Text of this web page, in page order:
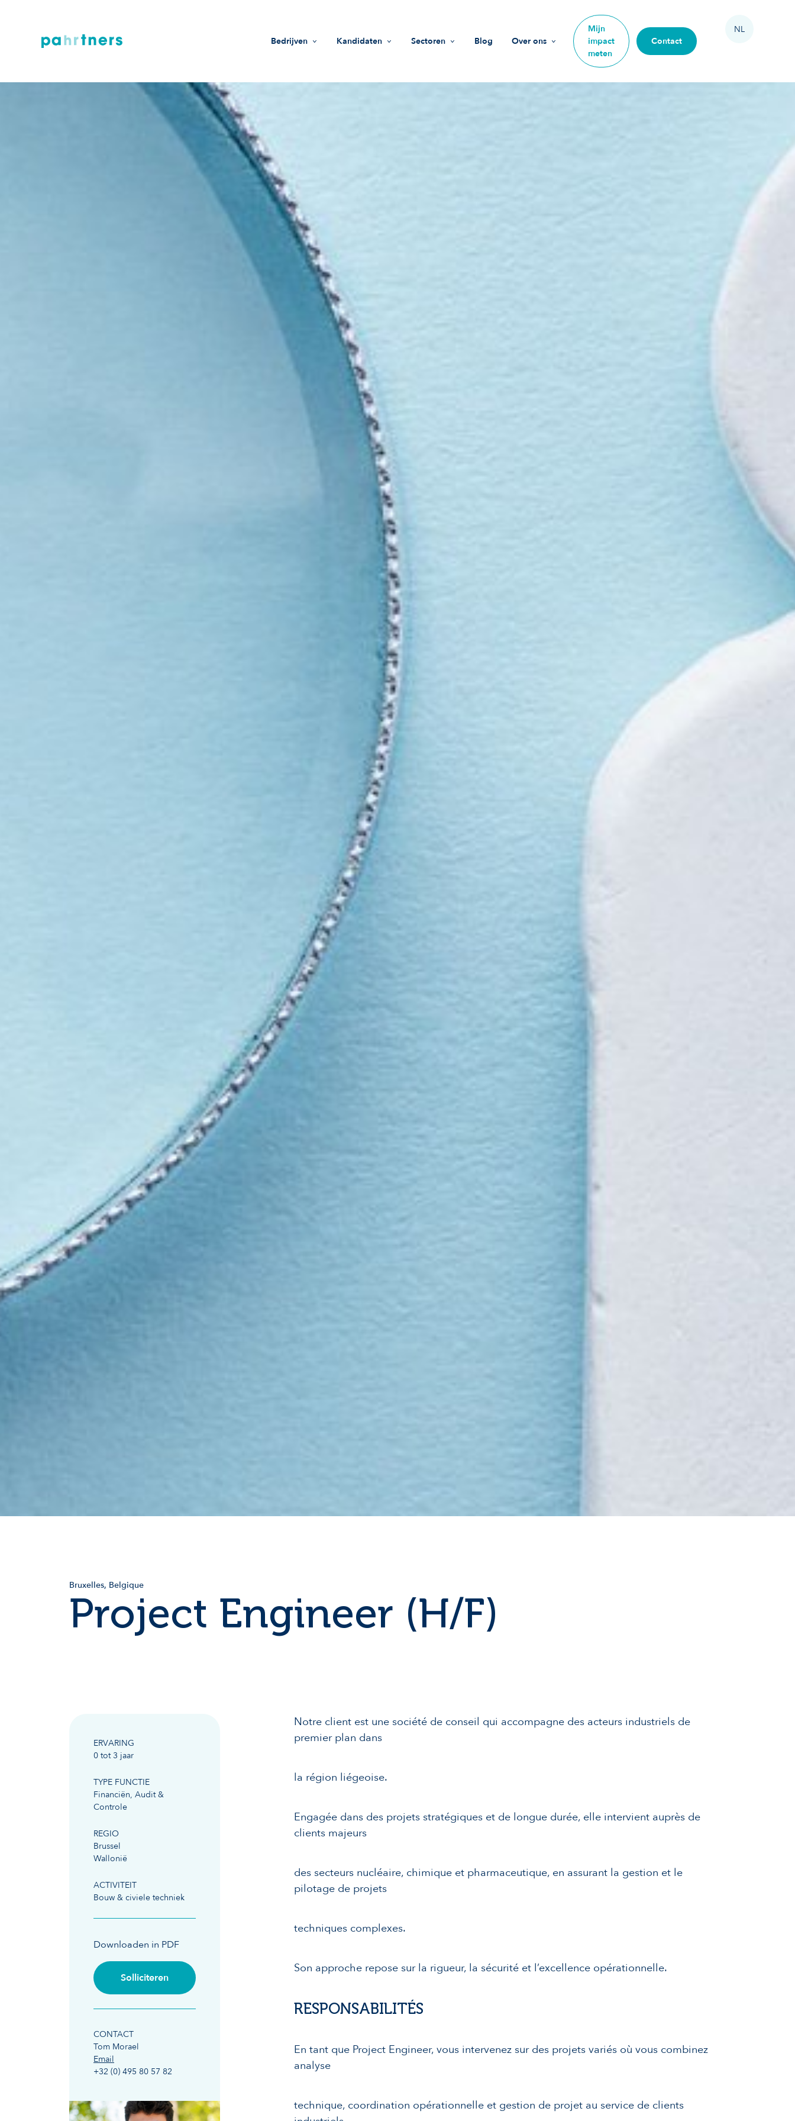
Bedrijven Kandidaten Sectoren Blog Over ons
Mijn
impact
meten
Contact
NL
Bruxelles, Belgique
Project Engineer (H/F)
ERVARING
0 tot 3 jaar
TYPE FUNCTIE
Financiën, Audit &
Controle
REGIO
Brussel
Wallonië
ACTIVITEIT
Bouw & civiele techniek
Downloaden in PDF
Solliciteren
CONTACT
Tom Morael
Email
+32 (0) 495 80 57 82
Notre client est une société de conseil qui accompagne des acteurs industriels de
premier plan dans
la région liégeoise.
Engagée dans des projets stratégiques et de longue durée, elle intervient auprès de
clients majeurs
des secteurs nucléaire, chimique et pharmaceutique, en assurant la gestion et le
pilotage de projets
techniques complexes.
Son approche repose sur la rigueur, la sécurité et l’excellence opérationnelle.
RESPONSABILITÉS
En tant que Project Engineer, vous intervenez sur des projets variés où vous combinez
analyse
technique, coordination opérationnelle et gestion de projet au service de clients